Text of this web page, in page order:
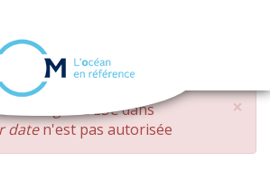
navigation
×
changed DESCdans
daten'est pas autorisée